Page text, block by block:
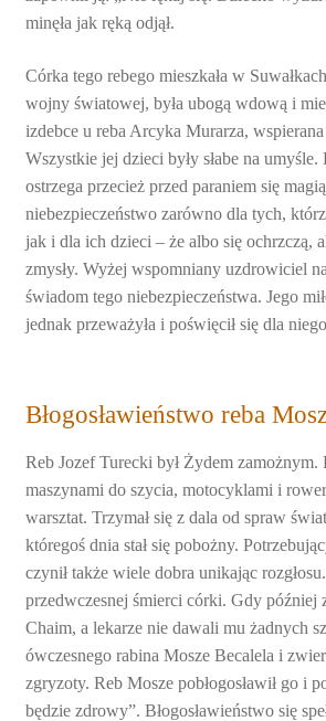
minęła jak ręką odjął.
Córka tego rebego mieszkała w
wojny światowej, była ubogą wdową i
izdebce u reba Arcyka Murarza,
Wszystkie jej dzieci były słabe na umyśle.
ostrzega przecież przed paraniem się
niebezpieczeństwo zarówno dla tych,
jak i dla ich dzieci – że albo się ochrzczą,
zmysły. Wyżej wspomniany uzdrowiciel
świadom tego niebezpieczeństwa. Jego
jednak przeważyła i poświęcił się dla
Błogosławieństwo reba
Reb Jozef Turecki był Żydem zamożnym.
maszynami do szycia, motocyklami i
warsztat. Trzymał się z dala od spraw
któregoś dnia stał się pobożny.
czynił także wiele dobra unikając
przedwczesnej śmierci córki. Gdy później
Chaim, a lekarze nie dawali mu żadnych
ówczesnego rabina Mosze Becalela i
zgryzoty. Reb Mosze pobłogosławił go i
będzie zdrowy”. Błogosławieństwo się